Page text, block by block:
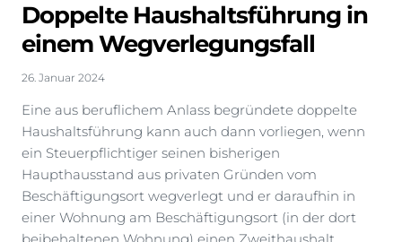
Doppelte Haushaltsführung in
einem Wegverlegungsfall
26. Januar 2024
Eine aus beruflichem Anlass begründete doppelte
Haushaltsführung kann auch dann vorliegen, wenn
ein Steuerpflichtiger seinen bisherigen
Haupthausstand aus privaten Gründen vom
Beschäftigungsort wegverlegt und er daraufhin in
einer Wohnung am Beschäftigungsort (in der dort